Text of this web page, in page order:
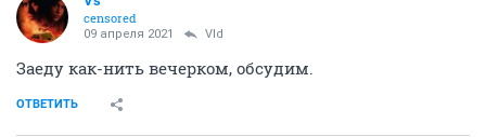
censored
09 апреля 2021 Vld
Заеду как-нить вечерком, обсудим.
ОТВЕТИТЬ